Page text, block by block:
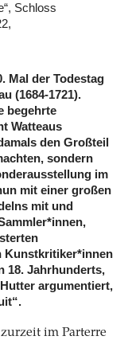
Schloss
Mal der Todestag
(1684-1721).
begehrte
Watteaus
den Großteil
sondern
im
mit einer großen
mit und
Kunstkritiker*innen
18. Jahrhunderts,
argumentiert,
im Parterre